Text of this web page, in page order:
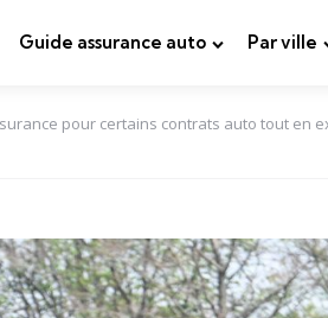
Guide assurance auto Par ville
pour certains contrats auto tout en